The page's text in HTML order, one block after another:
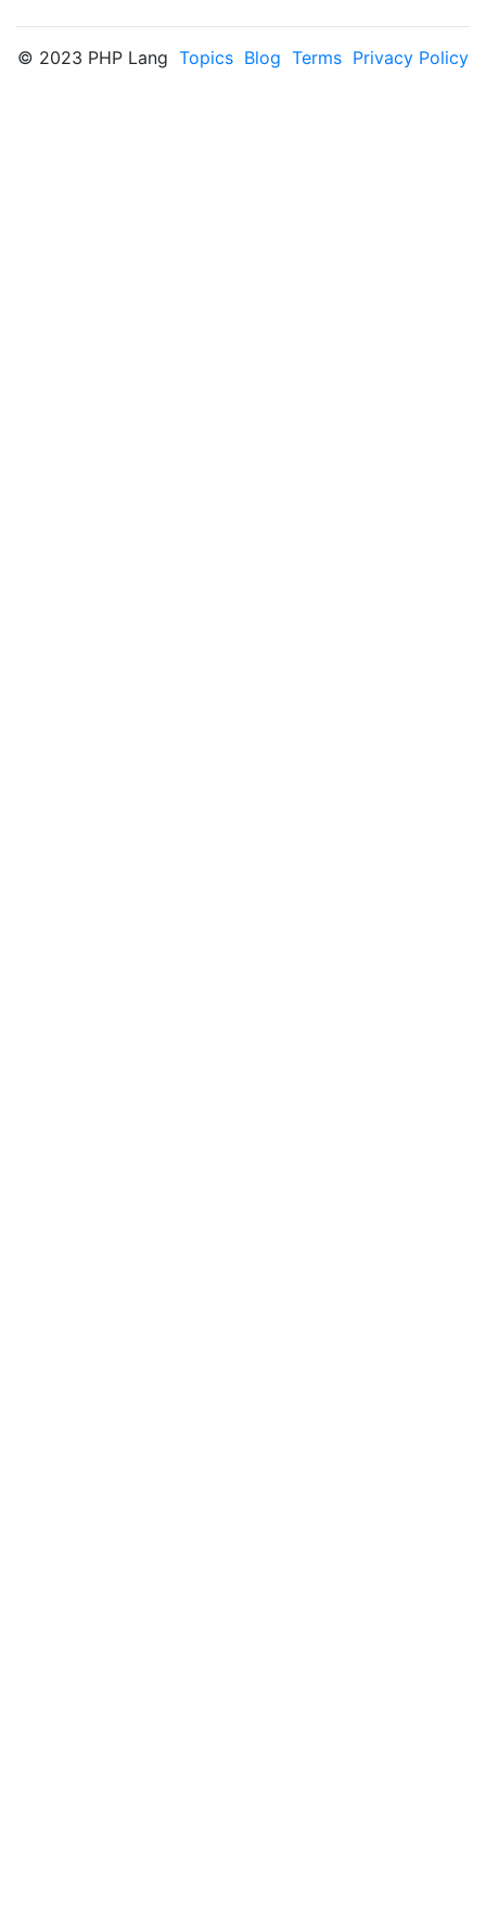
© 2023 PHP Lang Topics Blog Terms Privacy Policy